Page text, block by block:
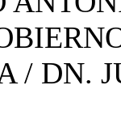
/ DN.